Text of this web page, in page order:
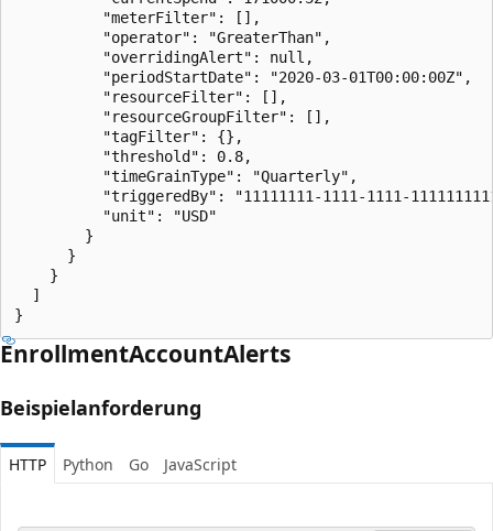
          "meterFilter": [],
          "operator": "GreaterThan",
          "overridingAlert": null,
          "periodStartDate": "2020-03-01T00:00:00Z",
          "resourceFilter": [],
          "resourceGroupFilter": [],
          "tagFilter": {},
          "threshold": 0.8,
          "timeGrainType": "Quarterly",
"triggeredBy": "11111111-1111-1111-
          "unit": "USD"
        }
      }
    }
  ]
}
EnrollmentAccountAlerts
Beispielanforderung
HTTP Python Go JavaScript